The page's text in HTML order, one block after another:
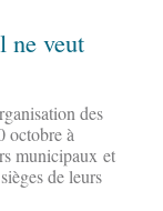
ne veut
des
octobre à
municipaux et
de leurs